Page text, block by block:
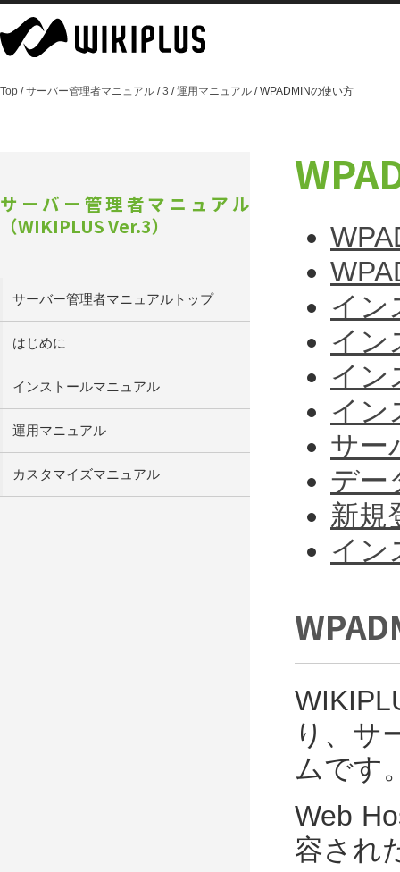
Top /サーバー管理者マニュアル /3 /運用マニュアル / WPADMINの使い方
イン
イン
イン
イン
サー
デー
新規
イン
り、サ
ムです
Web
容され
サーバー管理者マニュアル
（WIKIPLUS Ver.3）
サーバー管理者マニュアルトップ
はじめに
インストールマニュアル
運用マニュアル
カスタマイズマニュアル